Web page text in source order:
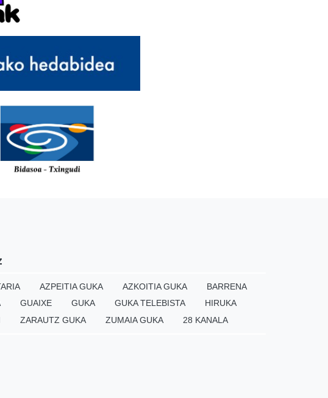
AZPEITIA GUKA AZKOITIA GUKA
BARRENA
GUAIXE GUKA GUKA TELEBISTA
HIRUKA
ZARAUTZ GUKA ZUMAIA GUKA 28 KANALA